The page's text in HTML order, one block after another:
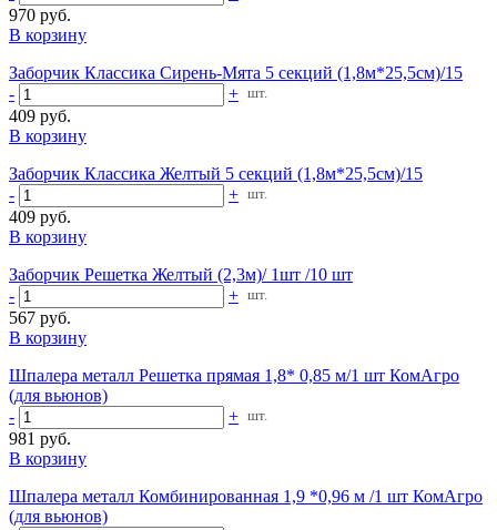
970 руб.
В корзину
Заборчик Классика Сирень-Мята 5 секций (1,8м*25,5см)/15
-
+ шт.
409 руб.
В корзину
Заборчик Классика Желтый 5 секций (1,8м*25,5см)/15
-
+ шт.
409 руб.
В корзину
Заборчик Решетка Желтый (2,3м)/ 1шт /10 шт
-
+ шт.
567 руб.
В корзину
Шпалера металл Решетка прямая 1,8* 0,85 м/1 шт КомАгро
(для вьюнов)
-
+ шт.
981 руб.
В корзину
Шпалера металл Комбинированная 1,9 *0,96 м /1 шт КомАгро
(для вьюнов)